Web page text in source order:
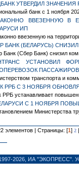
УТВЕРДИЛ ЗНАЧЕНИЯ
банк с 1 ноября
ВВЕЗЕННУЮ В
ИП
ввезенную на
БАНК (БЕЛАРУСЬ)
Банк (Сбер Банк) снизил
УСТАНОВИЛ
ПАССАЖИРОВ
транспорта и
РРБ С 3 НОЯБРЯ
РРБ устанавливает
С 1 НОЯБРЯ
Министерства
элементов | Страницы: [1] 2 |
2026, ИА "ЭКОПРЕСС".